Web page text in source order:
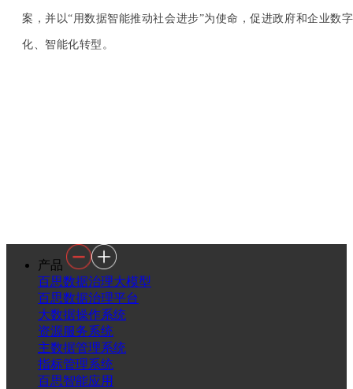
案，并以“用数据智能推动社会进步”为使命，促进政府和企业数字
化、智能化转型。
产品
百思数据治理大模型
百思数据治理平台
大数据操作系统
资源服务系统
主数据管理系统
指标管理系统
百思智能应用